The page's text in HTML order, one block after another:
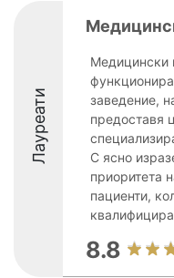
Лауреати
Медицински
заведение,
предоставя
С ясно
приоритета
пациенти,
8.8